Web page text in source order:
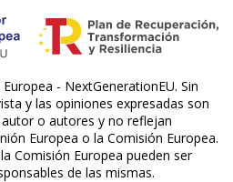
- NextGenerationEU. Sin
y las opiniones expresadas son
o autores y no reflejan
Europea o la Comisión Europea.
Comisión Europea pueden ser
de las mismas.